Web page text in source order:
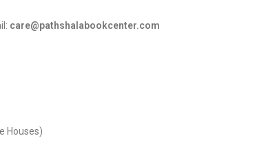
care@pathshalabookcenter.com
Houses)